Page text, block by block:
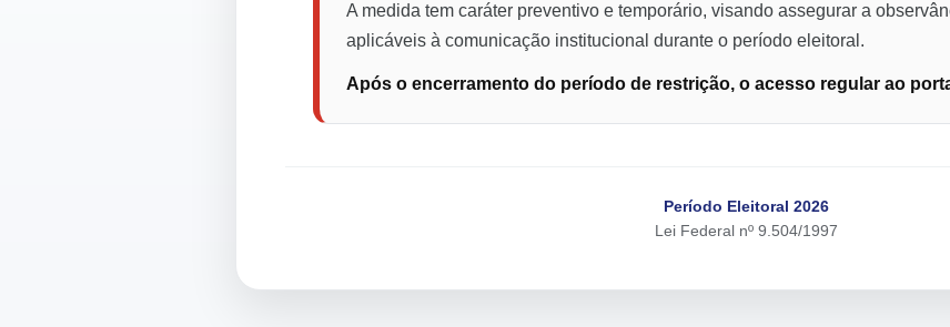
A medida tem caráter preventivo e temporário, visando assegurar a
aplicáveis à comunicação institucional durante o período eleitoral.
Após o encerramento do período de restrição, o acesso regular ao
Período Eleitoral 2026
Lei Federal nº 9.504/1997